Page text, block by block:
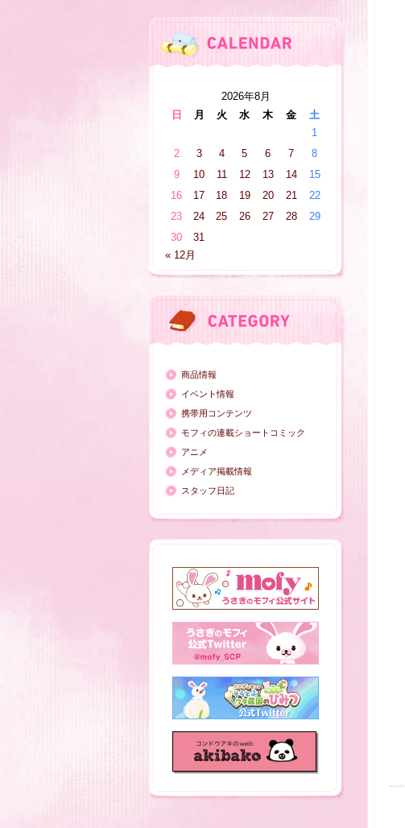
2026年8月
日
月 火 水 木 金
土
1
2
3 4 5 6 7
8
9
10 11 12 13 14
15
16
17 18 19 20 21
22
23
24 25 26 27 28
29
30
31
« 12月
商品情報
イベント情報
携帯用コンテンツ
モフィの連載ショートコミック
アニメ
メディア掲載情報
スタッフ日記